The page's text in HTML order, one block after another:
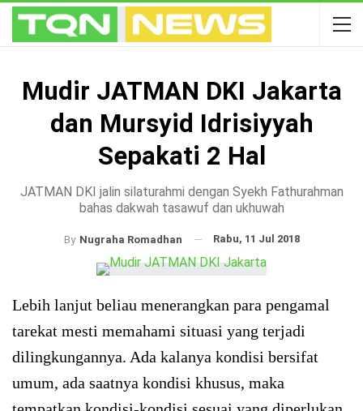
Mudir JATMAN DKI Jakarta
dan Mursyid Idrisiyyah
Sepakati 2 Hal
JATMAN DKI jalin silaturahmi dengan Syekh Fathurahman
bahas dakwah tasawuf dan ukhuwah
By Nugraha Romadhan Rabu, 11 Jul 2018
Lebih lanjut beliau menerangkan para pengamal
tarekat mesti memahami situasi yang terjadi
dilingkungannya. Ada kalanya kondisi bersifat
umum, ada saatnya kondisi khusus, maka